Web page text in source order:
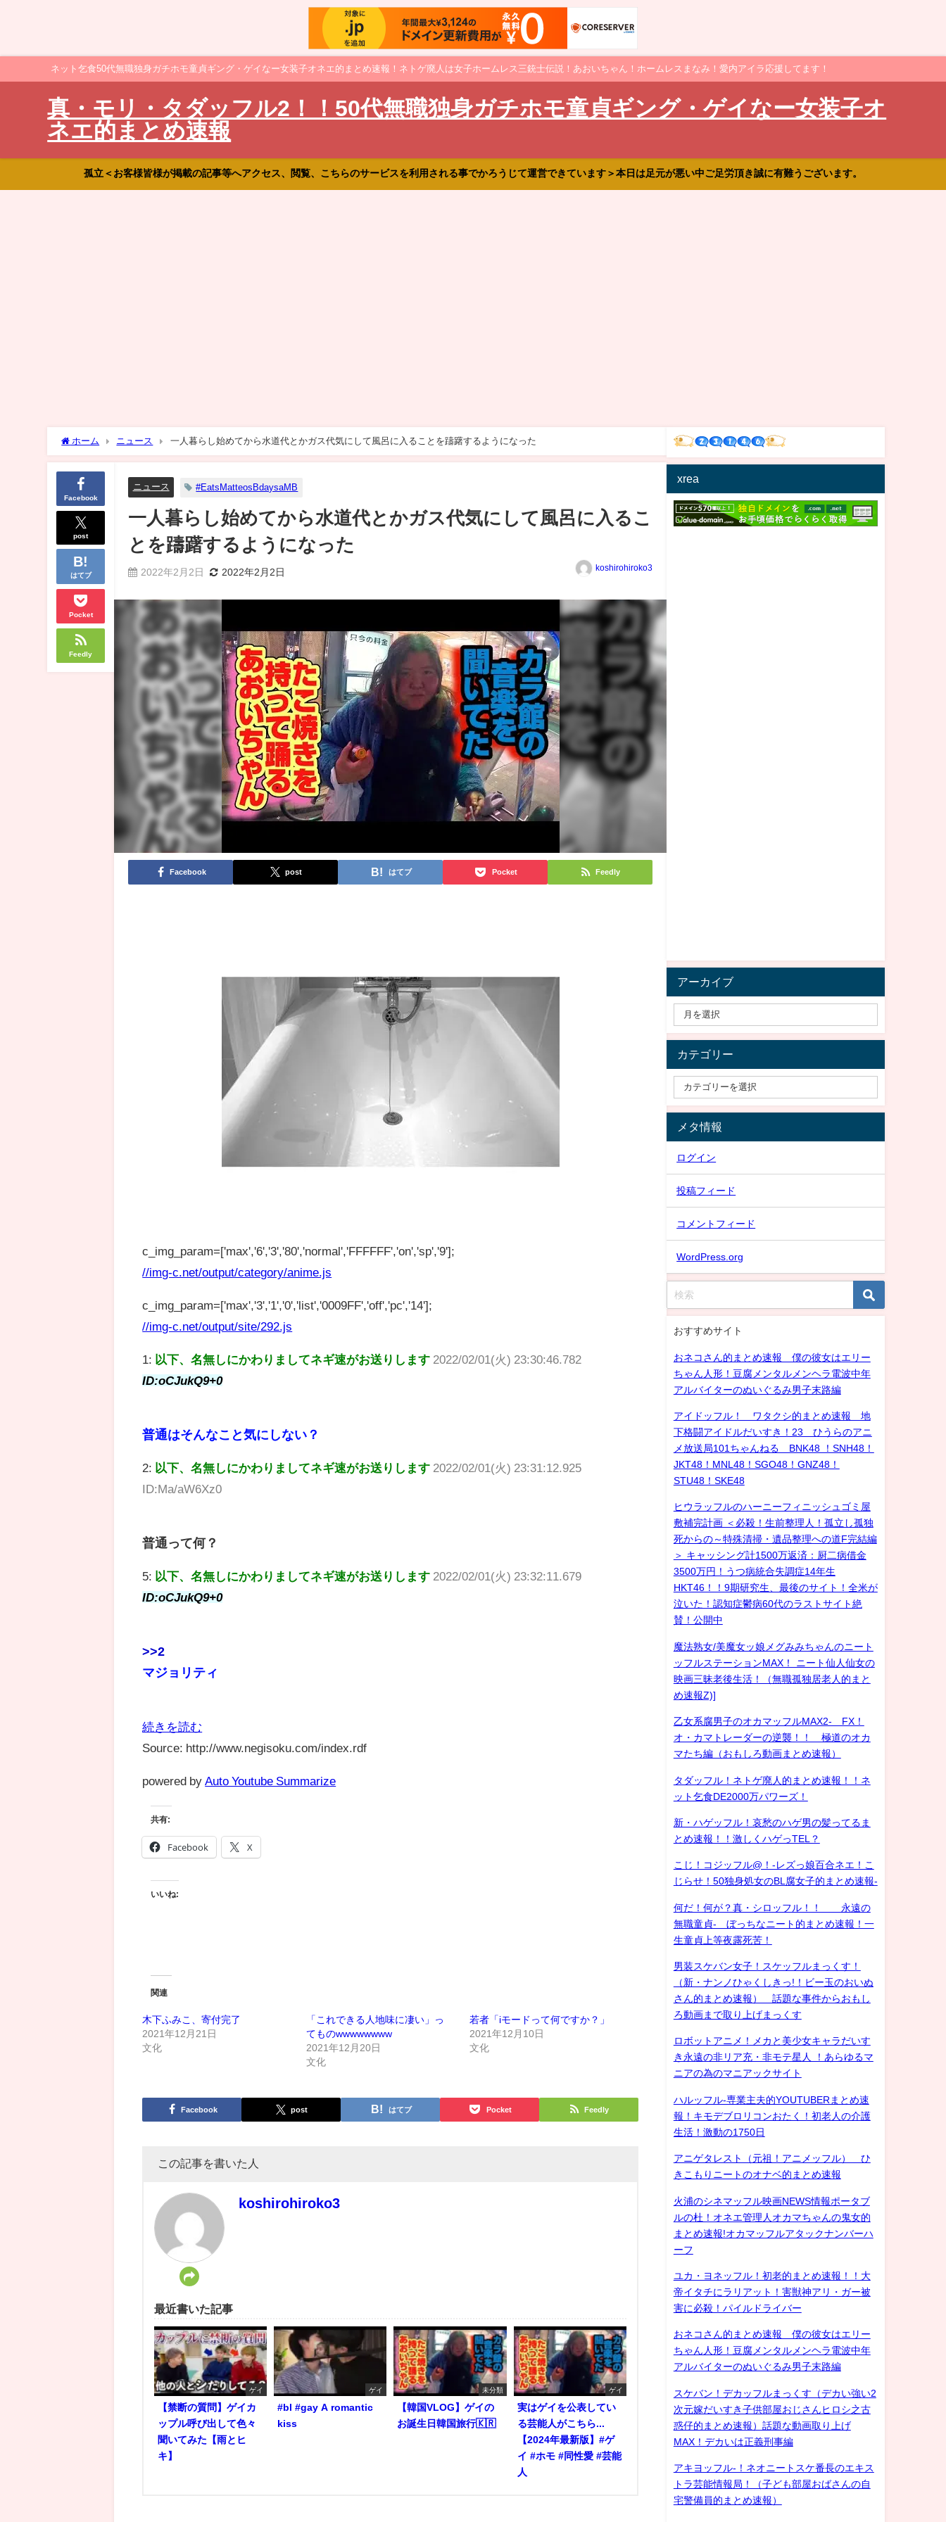
ネット乞食50代無職独身ガチホモ童貞ギング・ゲイなー女装子オネエ的まとめ速報！ネトゲ廃人は女子ホームレス三銃士伝説！あおいちゃん！ホームレスまなみ！愛内アイラ応援してます！
真・モリ・タダッフル2！！50代無職独身ガチホモ童貞ギング・ゲイなー女装子オ
ネエ的まとめ速報
孤立＜お客様皆様が掲載の記事等へアクセス、閲覧、こちらのサービスを利用される事でかろうじて運営できています＞本日は足元が悪い中ご足労頂き誠に有難うございます。
ホーム ニュース 一人暮らし始めてから水道代とかガス代気にして風呂に入ることを躊躇するようになった
Facebook
post
はてブ
Pocket
Feedly
ニュース #EatsMatteosBdaysaMB
一人暮らし始めてから水道代とかガス代気にして風呂に入るこ
とを躊躇するようになった
2022年2月2日 2022年2月2日 koshirohiroko3
Facebook post はてブ Pocket Feedly
c_img_param=['max','6','3','80','normal','FFFFFF','on','sp','9'];
//img-c.net/output/category/anime.js
c_img_param=['max','3','1','0','list','0009FF','off','pc','14'];
//img-c.net/output/site/292.js
1: 以下、名無しにかわりましてネギ速がお送りします 2022/02/01(火) 23:30:46.782
ID:oCJukQ9+0
普通はそんなこと気にしない？
2: 以下、名無しにかわりましてネギ速がお送りします 2022/02/01(火) 23:31:12.925
ID:Ma/aW6Xz0
普通って何？
5: 以下、名無しにかわりましてネギ速がお送りします 2022/02/01(火) 23:32:11.679
ID:oCJukQ9+0
>>2
マジョリティ
続きを読む
Source: http://www.negisoku.com/index.rdf
powered by Auto Youtube Summarize
共有:
Facebook X
いいね:
関連
木下ふみこ、寄付完了
2021年12月21日
文化
「これできる人地味に凄い」っ
てものwwwwwwww
2021年12月20日
文化
若者「iモードって何ですか？」
2021年12月10日
文化
Facebook post はてブ Pocket Feedly
この記事を書いた人
koshirohiroko3
最近書いた記事
ゲイ
【禁断の質問】ゲイカ
ップル呼び出して色々
聞いてみた【雨とヒ
キ】
ゲイ
#bl #gay A romantic
kiss
未分類
【韓国VLOG】ゲイの
お誕生日韓国旅行🇰🇷
ゲイ
実はゲイを公表してい
る芸能人がこちら...
【2024年最新版】#ゲ
イ #ホモ #同性愛 #芸能
人
xrea
アーカイブ
カテゴリー
メタ情報
ログイン
投稿フィード
コメントフィード
WordPress.org
おすすめサイト
おネコさん的まとめ速報 僕の彼女はエリー
ちゃん人形！豆腐メンタルメンヘラ電波中年
アルバイターのぬいぐるみ男子末路編
アイドッフル！ ワタクシ的まとめ速報 地
下格闘アイドルだいすき！23 ひうらのアニ
メ放送局101ちゃんねる BNK48 ！SNH48！
JKT48！MNL48！SGO48！GNZ48！
STU48！SKE48
ヒウラッフルのハーニーフィニッシュゴミ屋
敷補完計画 ＜必殺！生前整理人！孤立し孤独
死からの～特殊清掃・遺品整理への道F完結編
＞ キャッシング計1500万返済：厨二病借金
3500万円！うつ病統合失調症14年生
HKT46！！9期研究生、最後のサイト！全米が
泣いた！認知症鬱病60代のラストサイト絶
賛！公開中
魔法熟女/美魔女ッ娘メグみみちゃんのニート
ッフルステーションMAX！ ニート仙人仙女の
映画三昧老後生活！（無職孤独居老人的まと
め速報Z)]
乙女系腐男子のオカマッフルMAX2- FX！
オ・カマトレーダーの逆襲！！ 極道のオカ
マたち編（おもしろ動画まとめ速報）
タダッフル！ネトゲ廃人的まとめ速報！！ネ
ット乞食DE2000万パワーズ！
新・ハゲッフル！哀愁のハゲ男の髪ってるま
とめ速報！！激しくハゲっTEL？
こじ！コジッフル@！-レズっ娘百合ネエ！こ
じらせ！50独身処女のBL腐女子的まとめ速報-
何だ！何が？真・シロッフル！！ 永遠の
無職童貞- ぼっちなニート的まとめ速報！一
生童貞上等夜露死苦！
男装スケバン女子！スケッフルまっくす！
（新・ナンノひゃくしきっ!！ビー玉のおいぬ
さん的まとめ速報） 話題な事件からおもし
ろ動画まで取り上げまっくす
ロボットアニメ！メカと美少女キャラだいす
き永遠の非リア充・非モテ星人 ！あらゆるマ
ニアの為のマニアックサイト
ハルッフル-専業主夫的YOUTUBERまとめ速
報！キモデブロリコンおたく！初老人の介護
生活！激動の1750日
アニゲタレスト（元祖！アニメッフル） ひ
きこもりニートのオナベ的まとめ速報
火浦のシネマッフル映画NEWS情報ポータブ
ルの杜！オネエ管理人オカマちゃんの鬼女的
まとめ速報!オカマッフルアタックナンバーハ
ーフ
ユカ・ヨネッフル！初老的まとめ速報！！大
帝イタチにラリアット！害獣神アリ・ガー被
害に必殺！パイルドライバー
おネコさん的まとめ速報 僕の彼女はエリー
ちゃん人形！豆腐メンタルメンヘラ電波中年
アルバイターのぬいぐるみ男子末路編
スケバン！デカッフルまっくす（デカい強い2
次元嫁だいすき子供部屋おじさんヒロシ之古
惑仔的まとめ速報）話題な動画取り上げ
MAX！デカいは正義刑事編
アキヨッフル-！ネオニートスケ番長のエキス
トラ芸能情報局！（子ども部屋おばさんの自
宅警備員的まとめ速報）